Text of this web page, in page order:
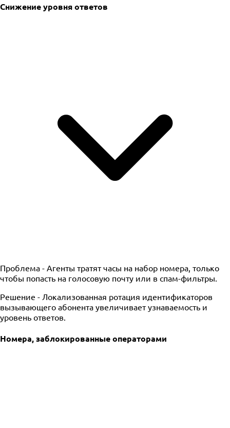
Снижение уровня ответов
Проблема - Агенты тратят часы на набор номера, только
чтобы попасть на голосовую почту или в спам-фильтры.
Решение - Локализованная ротация идентификаторов
вызывающего абонента увеличивает узнаваемость и
уровень ответов.
Номера, заблокированные операторами